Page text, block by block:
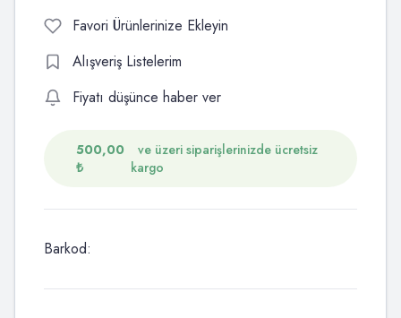
Favori Ürünlerinize Ekleyin
Alışveriş Listelerim
Fiyatı düşünce haber ver
500,00
₺
ve üzeri siparişlerinizde ücretsiz
kargo
Barkod: